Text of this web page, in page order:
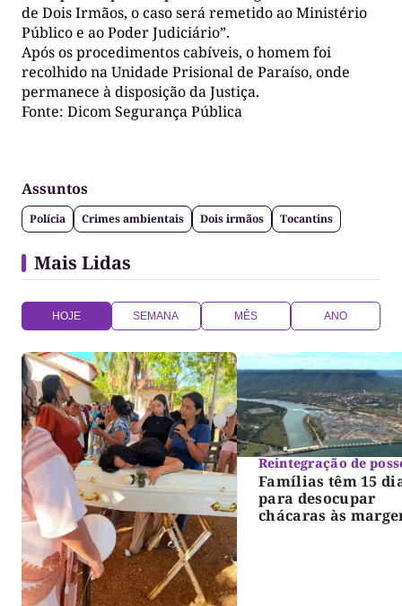
de Dois Irmãos, o caso será remetido ao Ministério
Público e ao Poder Judiciário”.
Após os procedimentos cabíveis, o homem foi
recolhido na Unidade Prisional de Paraíso, onde
permanece à disposição da Justiça.
Fonte: Dicom Segurança Pública
Assuntos
Polícia Crimes ambientais Dois irmãos Tocantins
Mais Lidas
HOJE SEMANA MÊS ANO
Reintegração de
Famílias têm 15
para desocupar
chácaras às